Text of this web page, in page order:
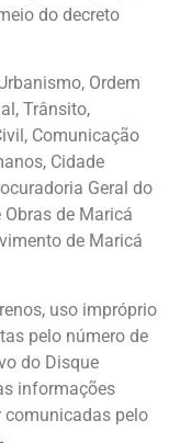
do decreto
Ordem
Trânsito,
Comunicação
Cidade
Geral do
de Maricá
de Maricá
uso impróprio
pelo número de
do Disque
informações
comunicadas pelo